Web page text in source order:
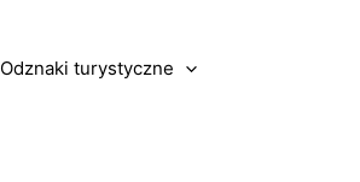
Odznaki turystyczne